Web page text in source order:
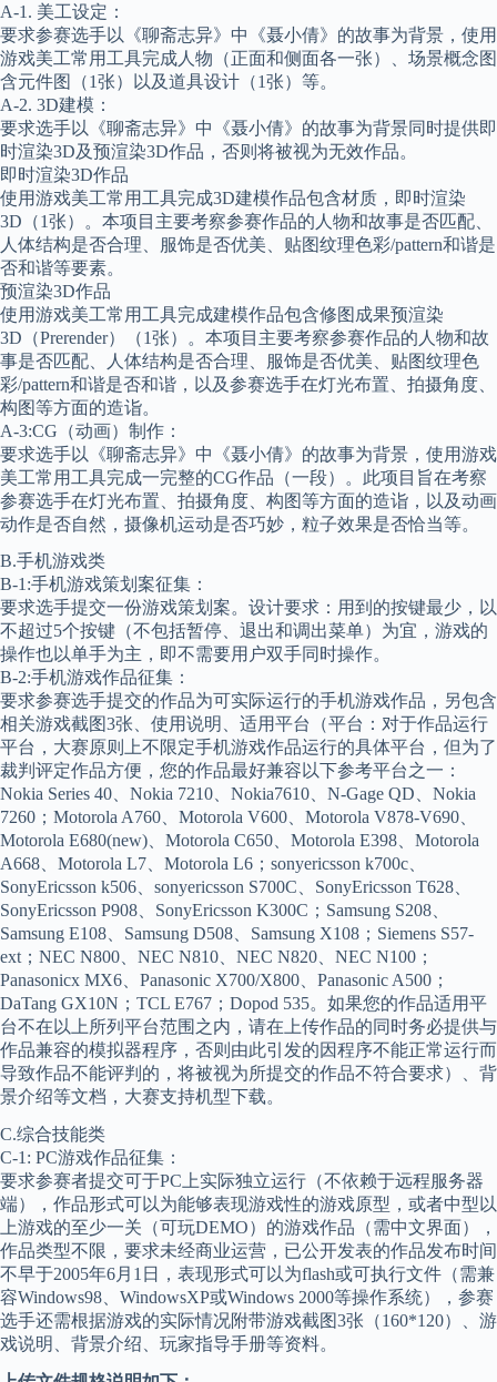
A-1. 美工设定：
要求参赛选手以《聊斋志异》中《聂小倩》的故事为背景，使用
游戏美工常用工具完成人物（正面和侧面各一张）、场景概念图
含元件图（1张）以及道具设计（1张）等。
A-2. 3D建模：
要求选手以《聊斋志异》中《聂小倩》的故事为背景同时提供即
时渲染3D及预渲染3D作品，否则将被视为无效作品。
即时渲染3D作品
使用游戏美工常用工具完成3D建模作品包含材质，即时渲染
3D（1张）。本项目主要考察参赛作品的人物和故事是否匹配、
人体结构是否合理、服饰是否优美、贴图纹理色彩/pattern和谐是
否和谐等要素。
预渲染3D作品
使用游戏美工常用工具完成建模作品包含修图成果预渲染
3D（Prerender）（1张）。本项目主要考察参赛作品的人物和故
事是否匹配、人体结构是否合理、服饰是否优美、贴图纹理色
彩/pattern和谐是否和谐，以及参赛选手在灯光布置、拍摄角度、
构图等方面的造诣。
A-3:CG（动画）制作：
要求选手以《聊斋志异》中《聂小倩》的故事为背景，使用游戏
美工常用工具完成一完整的CG作品（一段）。此项目旨在考察
参赛选手在灯光布置、拍摄角度、构图等方面的造诣，以及动画
动作是否自然，摄像机运动是否巧妙，粒子效果是否恰当等。
B.手机游戏类
B-1:手机游戏策划案征集：
要求选手提交一份游戏策划案。设计要求：用到的按键最少，以
不超过5个按键（不包括暂停、退出和调出菜单）为宜，游戏的
操作也以单手为主，即不需要用户双手同时操作。
B-2:手机游戏作品征集：
要求参赛选手提交的作品为可实际运行的手机游戏作品，另包含
相关游戏截图3张、使用说明、适用平台（平台：对于作品运行
平台，大赛原则上不限定手机游戏作品运行的具体平台，但为了
裁判评定作品方便，您的作品最好兼容以下参考平台之一：
Nokia Series 40、Nokia 7210、Nokia7610、N-Gage QD、Nokia
7260；Motorola A760、Motorola V600、Motorola V878-V690、
Motorola E680(new)、Motorola C650、Motorola E398、Motorola
A668、Motorola L7、Motorola L6；sonyericsson k700c、
SonyEricsson k506、sonyericsson S700C、SonyEricsson T628、
SonyEricsson P908、SonyEricsson K300C；Samsung S208、
Samsung E108、Samsung D508、Samsung X108；Siemens S57-
ext；NEC N800、NEC N810、NEC N820、NEC N100；
Panasonicx MX6、Panasonic X700/X800、Panasonic A500；
DaTang GX10N；TCL E767；Dopod 535。如果您的作品适用平
台不在以上所列平台范围之内，请在上传作品的同时务必提供与
作品兼容的模拟器程序，否则由此引发的因程序不能正常运行而
导致作品不能评判的，将被视为所提交的作品不符合要求）、背
景介绍等文档，大赛支持机型下载。
C.综合技能类
C-1: PC游戏作品征集：
要求参赛者提交可于PC上实际独立运行（不依赖于远程服务器
端），作品形式可以为能够表现游戏性的游戏原型，或者中型以
上游戏的至少一关（可玩DEMO）的游戏作品（需中文界面），
作品类型不限，要求未经商业运营，已公开发表的作品发布时间
不早于2005年6月1日，表现形式可以为flash或可执行文件（需兼
容Windows98、WindowsXP或Windows 2000等操作系统），参赛
选手还需根据游戏的实际情况附带游戏截图3张（160*120）、游
戏说明、背景介绍、玩家指导手册等资料。